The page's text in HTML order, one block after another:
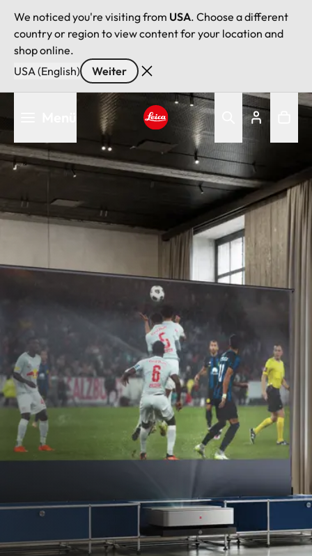
We noticed you're visiting from USA. Choose a different
country or region to view content for your location and
shop online.
USA (English)
Weiter
Leica logo - Home